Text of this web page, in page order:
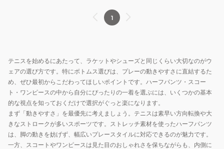
1
テニスを始めるにあたって、ラケットやシューズと同じくらい大切なのがウ
ェアの選び方です。特にボトムス選びは、プレーの動きやすさに直結するた
め、ぜひ最初からこだわってほしいポイントです。ハーフパンツ・スコー
ト・ワンピースの中から自分にぴったりの一着を選ぶには、いくつかの基本
的な視点を知っておくだけで選択がぐっと楽になります。
まず「動きやすさ」を最優先に考えましょう。テニスは素早い方向転換や大
きなストロークが多いスポーツです。ストレッチ素材を使ったハーフパンツ
は、脚の動きを妨げず、幅広いプレースタイルに対応できるのが魅力です。
一方、スコートやワンピースは見た目のおしゃれさを保ちながらも、内側に